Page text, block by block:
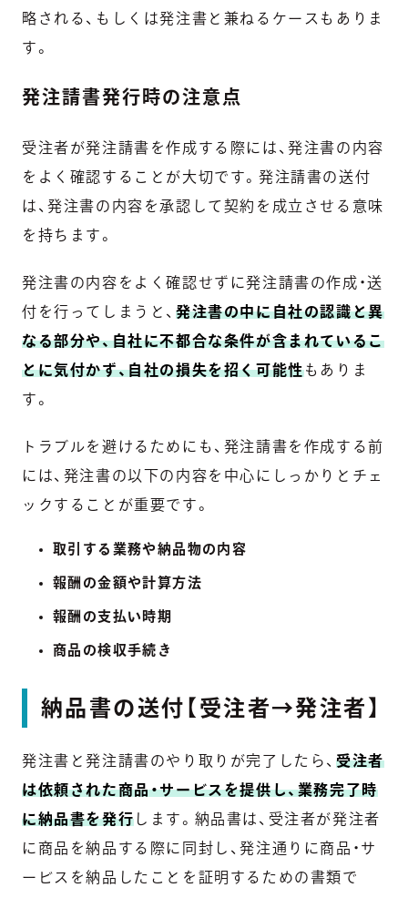
略される、もしくは発注書と兼ねるケースもありま
す。
発注請書発行時の注意点
受注者が発注請書を作成する際には、発注書の内容
をよく確認することが大切です。発注請書の送付
は、発注書の内容を承認して契約を成立させる意味
を持ちます。
発注書の内容をよく確認せずに発注請書の作成・送
付を行ってしまうと、 発注書の中に自社の認識と異
なる部分や、自社に不都合な条件が含まれているこ
とに気付かず、自社の損失を招く可能性もありま
す。
トラブルを避けるためにも、発注請書を作成する前
には、発注書の以下の内容を中心にしっかりとチェ
ックすることが重要です。
取引する業務や納品物の内容
報酬の金額や計算方法
報酬の支払い時期
商品の検収手続き
納品書の送付【受注者→発注者】
発注書と発注請書のやり取りが完了したら、 受注者
は依頼された商品・サービスを提供し、業務完了時
に納品書を発行 します。納品書は、受注者が発注者
に商品を納品する際に同封し、発注通りに商品・サ
ービスを納品したことを証明するための書類で